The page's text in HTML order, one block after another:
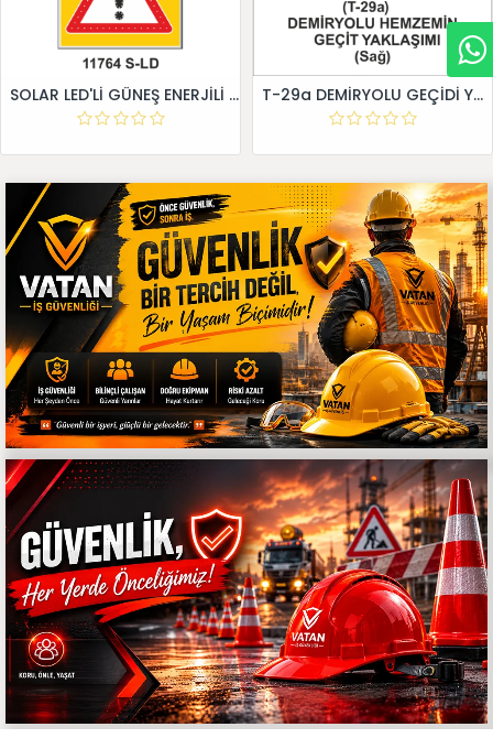
SOLAR LED'Lİ GÜNEŞ ENERJİLİ LEVHA T-29a DEMİRYOLU GEÇİDİ YAKLAŞIM LEVHALARI (Sağ)